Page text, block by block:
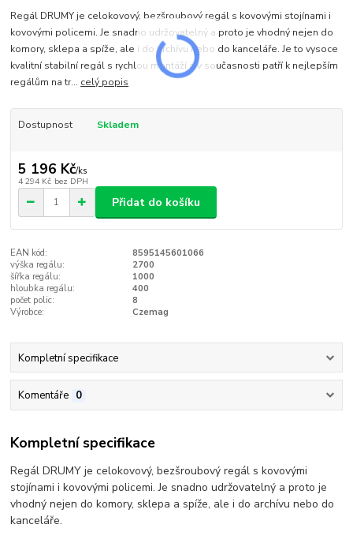
Regál DRUMY je celokovový, bezšroubový regál s kovovými stojínami i
kovovými policemi. Je snadno udržovatelný a proto je vhodný nejen do
komory, sklepa a spíže, ale i do archívu nebo do kanceláře. Je to vysoce
kvalitní stabilní regál s rychlou montáží a v současnosti patří k nejlepším
regálům na tr... celý popis
Dostupnost Skladem
5 196 Kč/ks
4 294 Kč bez DPH
Přidat do košíku
EAN kód:
8595145601066
výška regálu:
2700
šířka regálu:
1000
hloubka regálu:
400
počet polic:
8
Výrobce:
Czemag
Kompletní specifikace
Komentáře 0
Kompletní specifikace
Regál DRUMY je celokovový, bezšroubový regál s kovovými
stojínami i kovovými policemi. Je snadno udržovatelný a proto je
vhodný nejen do komory, sklepa a spíže, ale i do archívu nebo do
kanceláře.